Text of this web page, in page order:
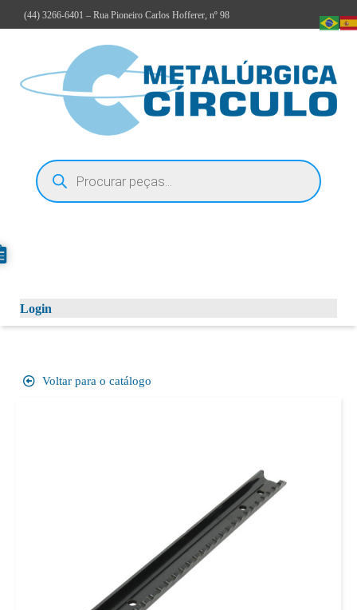
(44) 3266-6401 – Rua Pioneiro Carlos Hofferer, nº 98
Login
Voltar para o catálogo